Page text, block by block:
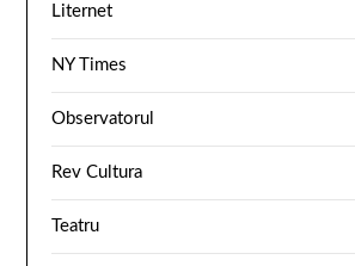
Liternet
NY Times
Observatorul
Rev Cultura
Teatru